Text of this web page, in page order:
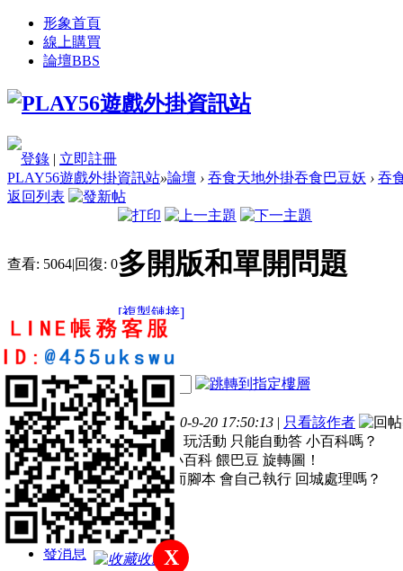
形象首頁
線上購買
論壇BBS
登錄 | 立即註冊
PLAY56遊戲外掛資訊站»論壇 › 吞食天地外掛吞食巴豆妖 › 吞
返回列表
查看: 5064|回復: 0多開版和單開問題
[複製鏈接]
sd9789620
1
主題
1
帖子
23
積分
新手上路
積分
23
發消息
電梯直達
樓主
發表於 2020-9-20 17:50:13 | 只看該作者
請問多開版是 玩活動 只能自動答 小百科嗎？
我看單開能 小百科 餵巴豆 旋轉圖！
另外 單開版 而腳本 會自己執行 回城處理嗎？
收藏 X